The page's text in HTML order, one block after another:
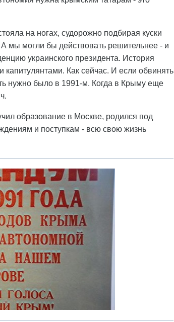
на ногах, судорожно подбирая куски
мы могли бы действовать решительнее - и
украинского президента. История
Как сейчас. И если обвинять
нужно было в 1991-м. Когда в Крыму еще
образование в Москве, родился под
и поступкам - всю свою жизнь